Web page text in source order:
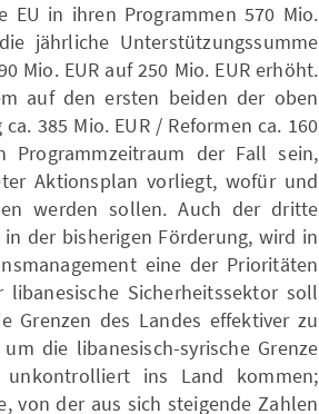
EU in ihren Programmen 570 Mio.
jährliche Unterstützungssumme
Mio. EUR auf 250 Mio. EUR erhöht.
auf den ersten beiden der oben
385 Mio. EUR / Reformen ca. 160
Programmzeitraum der Fall sein,
Aktionsplan vorliegt, wofür und
werden sollen. Auch der dritte
der bisherigen Förderung, wird in
eine der Prioritäten
libanesische Sicherheitssektor soll
Grenzen des Landes effektiver zu
die libanesisch-syrische Grenze
ins Land kommen;
von der aus sich steigende Zahlen